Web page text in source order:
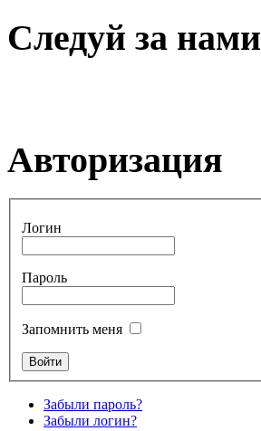
Следуй за нами
Авторизация
Логин
Пароль
Запомнить меня
Забыли пароль?
Забыли логин?